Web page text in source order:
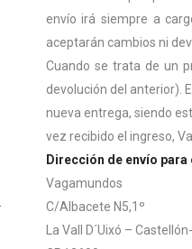
envío irá siempre a
aceptarán cambios ni
Cuando se trata de un
devolución del anterior).
nueva entrega, siendo
vez recibido el ingreso,
Dirección de envío para
Vagamundos
C/Albacete N5,1º
La Vall D´Uixó – Castellón-